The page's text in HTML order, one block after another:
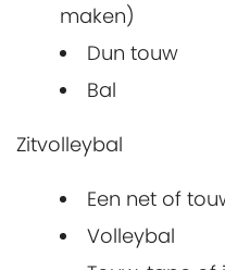
maken)
Dun touw
Bal
Zitvolleybal
Een net of
Volleybal